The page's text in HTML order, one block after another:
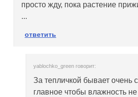
просто жду, пока растение
...
ответить
yablochko_green говорит:
За тепличкой бывает очень
главное чтобы влажность